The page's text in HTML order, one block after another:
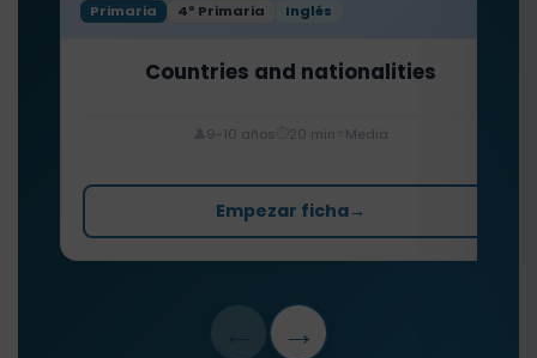
Primaria 4º Primaria Inglés
Countries and nationalities
9-10 años 20 min Media
Empezar ficha→
→